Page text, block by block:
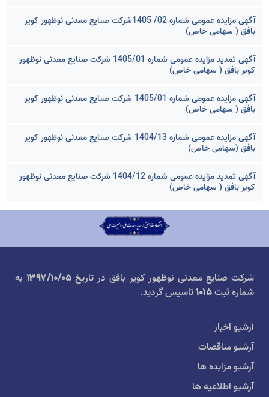
آگهی مزایده عمومی شماره 02/ 1405شرکت صنایع معدنی نوظهور کویر
بافق ( سهامی خاص)
آگهی تمدید مزایده عمومی شماره 1405/01 شرکت صنایع معدنی نوظهور
کویر بافق ( سهامی خاص)
آگهی مزایده عمومی شماره 1405/01 شرکت صنایع معدنی نوظهور کویر
بافق ( سهامی خاص)
آگهی مزایده عمومی شماره 1404/13 شرکت صنایع معدنی نوظهور کویر
بافق (سهامی خاص)
آگهی تمدید مزایده عمومی شماره 1404/12 شرکت صنایع معدنی نوظهور
کویر بافق ( سهامی خاص)
شرکت صنایع معدنی نوظهور کویر بافق در تاریخ ۱۳۹۷/۱۰/۰۵ به
شماره ثبت۱۰۱۵تاسیس گردید.
آرشیو اخبار
آرشیو مناقصات
آرشیو مزایده ها
آرشیو اطلاعیه ها